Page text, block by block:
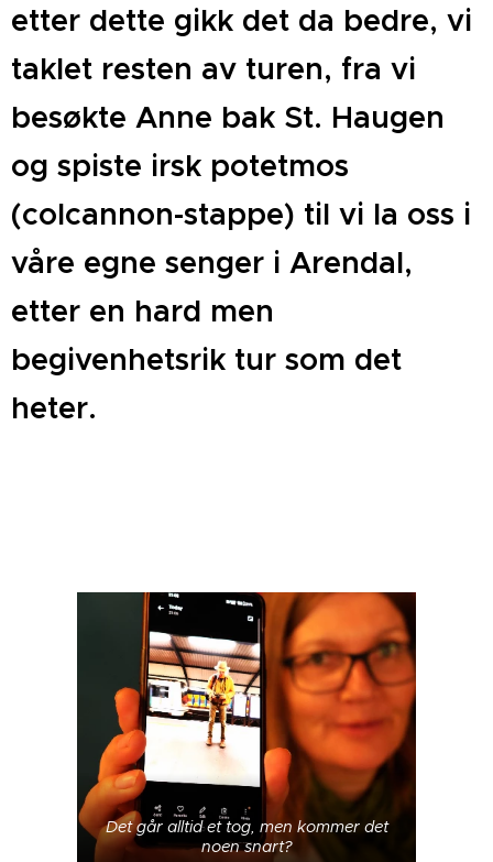
etter dette gikk det da bedre, vi
taklet resten av turen, fra vi
besøkte Anne bak St. Haugen
og spiste irsk potetmos
(colcannon-stappe) til vi la oss i
våre egne senger i Arendal,
etter en hard men
begivenhetsrik tur som det
heter.
Det går alltid et tog, men kommer det
noen snart?